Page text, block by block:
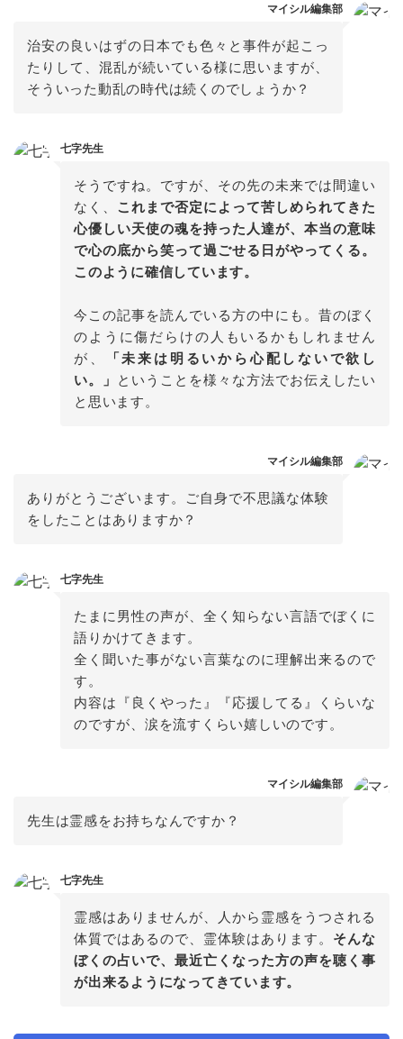
マイシル編集部
治安の良いはずの日本でも色々と事件が起こっ
たりして、混乱が続いている様に思いますが、
そういった動乱の時代は続くのでしょうか？
七字先生
そうですね。ですが、その先の未来では間違い
なく、 これまで否定によって苦しめられてきた
心優しい天使の魂を持った人達が、本当の意味
で心の底から笑って過ごせる日がやってくる。
このように確信しています。
今この記事を読んでいる方の中にも。昔のぼく
のように傷だらけの人もいるかもしれません
が、
「未来は明るいから心配しないで欲し
い。」
ということを様々な方法でお伝えしたい
と思います。
マイシル編集部
ありがとうございます。ご自身で不思議な体験
をしたことはありますか？
七字先生
たまに男性の声が、全く知らない言語でぼくに
語りかけてきます。
全く聞いた事がない言葉なのに理解出来るので
す。
内容は『良くやった』『応援してる』くらいな
マイシル編集部
先生は霊感をお持ちなんですか？
七字先生
霊感はありませんが、人から霊感をうつされる
体質ではあるので、霊体験はあります。 そんな
ぼくの占いで、最近亡くなった方の声を聴く事
が出来るようになってきています。